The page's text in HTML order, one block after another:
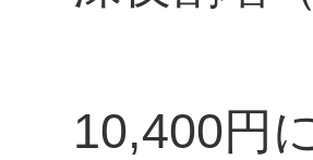
10,400円